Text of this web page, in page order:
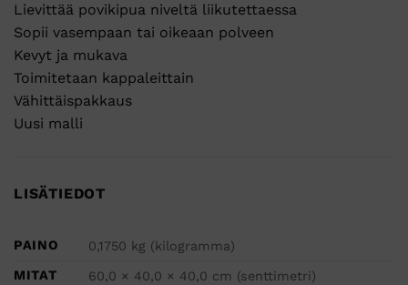
Lievittää povikipua niveltä liikutettaessa
Sopii vasempaan tai oikeaan polveen
Kevyt ja mukava
Toimitetaan kappaleittain
Vähittäispakkaus
Uusi malli
LISÄTIEDOT
PAINO
0,1750 kg (kilogramma)
MITAT
60,0 × 40,0 × 40,0 cm (senttimetri)